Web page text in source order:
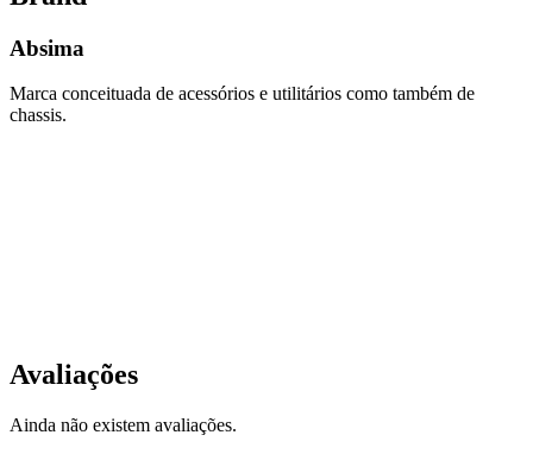
Absima
Marca conceituada de acessórios e utilitários como também de
chassis.
Avaliações
Ainda não existem avaliações.